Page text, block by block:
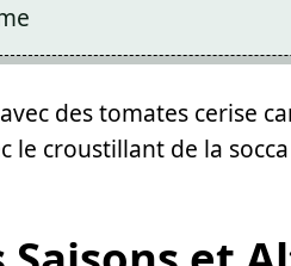
des tomates cerise
le croustillant de la